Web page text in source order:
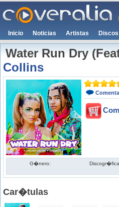
Inicio Noticias Artistas Discos
Water Run Dry
Collins
G�nero:
Car�tulas